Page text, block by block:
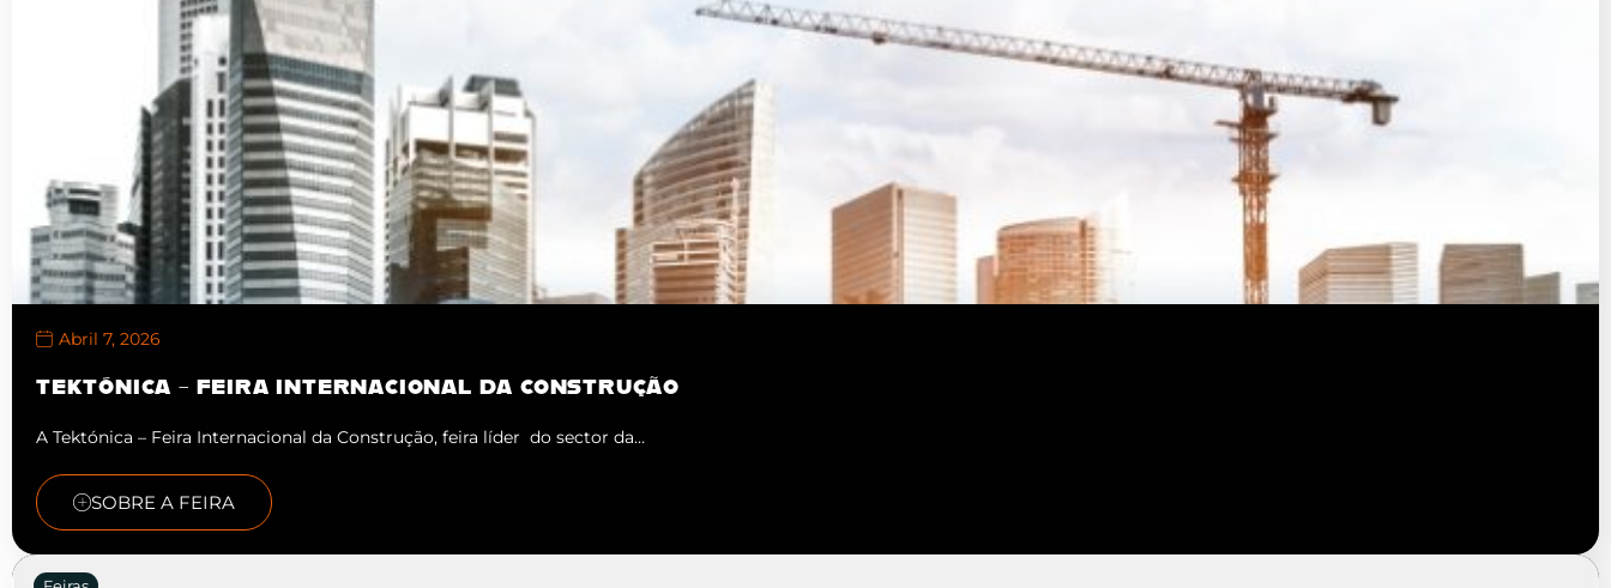
Abril 7, 2026
TEKTÓNICA – FEIRA INTERNACIONAL DA CONSTRUÇÃO
A Tektónica – Feira Internacional da Construção, feira líder do sector da…
SOBRE A FEIRA